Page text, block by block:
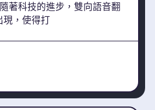
著科技的進步，雙向語音翻
現，使得打